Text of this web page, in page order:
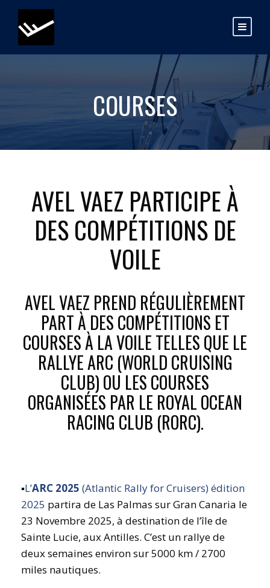
COURSES
AVEL VAEZ PARTICIPE À
DES COMPÉTITIONS DE
VOILE
AVEL VAEZ PREND RÉGULIÈREMENT
PART À DES COMPÉTITIONS ET
COURSES À LA VOILE TELLES QUE LE
RALLYE ARC (WORLD CRUISING
CLUB) OU LES COURSES
ORGANISÉES PAR LE ROYAL OCEAN
RACING CLUB (RORC).
▪️L’ARC 2025 (Atlantic Rally for Cruisers) édition
2025 partira de Las Palmas sur Gran Canaria le
23 Novembre 2025, à destination de l’île de
Sainte Lucie, aux Antilles. C’est un rallye de
deux semaines environ sur 5000 km / 2700
miles nautiques.